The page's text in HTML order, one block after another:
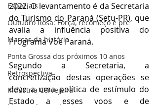
Especiais
Outubro Rosa: Força, recomeço e pre
Marcas da história
Ponta Grossa dos próximos 10 anos
Retrospectiva
Indústria Cervejeira
2022. O levantamento é da Secretaria
do Turismo do Paraná (Setu-PR), que
avalia a influência positiva do
Programa Voe Paraná.
Segundo a Secretaria, a
concretização destas operações se
deve a uma política de estímulo do
Estado a esses voos e de